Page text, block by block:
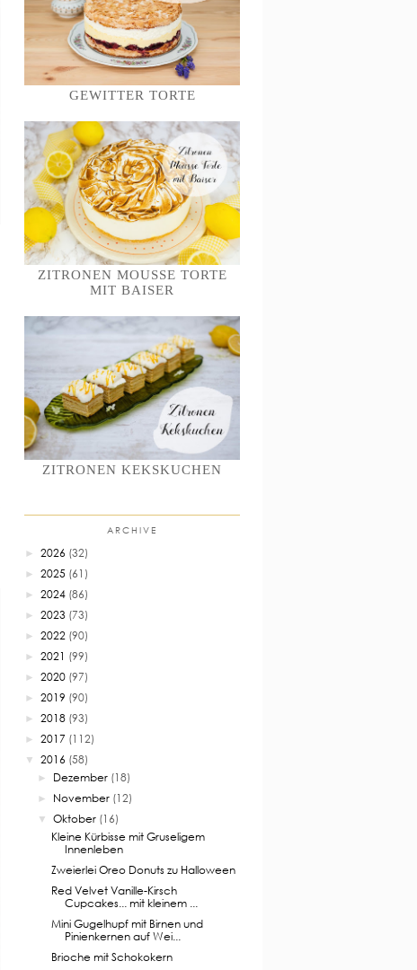
GEWITTER TORTE
ZITRONEN MOUSSE TORTE
MIT BAISER
ZITRONEN KEKSKUCHEN
ARCHIVE
► 2026 (32)
► 2025 (61)
► 2024 (86)
► 2023 (73)
► 2022 (90)
► 2021 (99)
► 2020 (97)
► 2019 (90)
► 2018 (93)
► 2017 (112)
▼ 2016 (58)
► Dezember (18)
► November (12)
▼ Oktober (16)
Kleine Kürbisse mit Gruseligem
Innenleben
Zweierlei Oreo Donuts zu Halloween
Red Velvet Vanille-Kirsch
Cupcakes... mit kleinem ...
Mini Gugelhupf mit Birnen und
Pinienkernen auf Wei...
Brioche mit Schokokern